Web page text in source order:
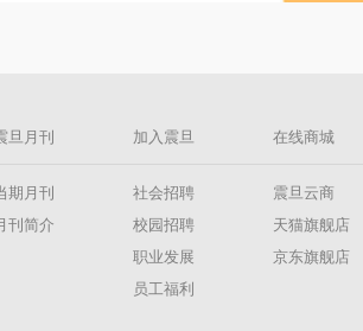
旦月刊
期月刊
刊简介
加入震旦
社会招聘
校园招聘
职业发展
员工福利
在线商城
震旦云商
天猫旗舰店
京东旗舰店